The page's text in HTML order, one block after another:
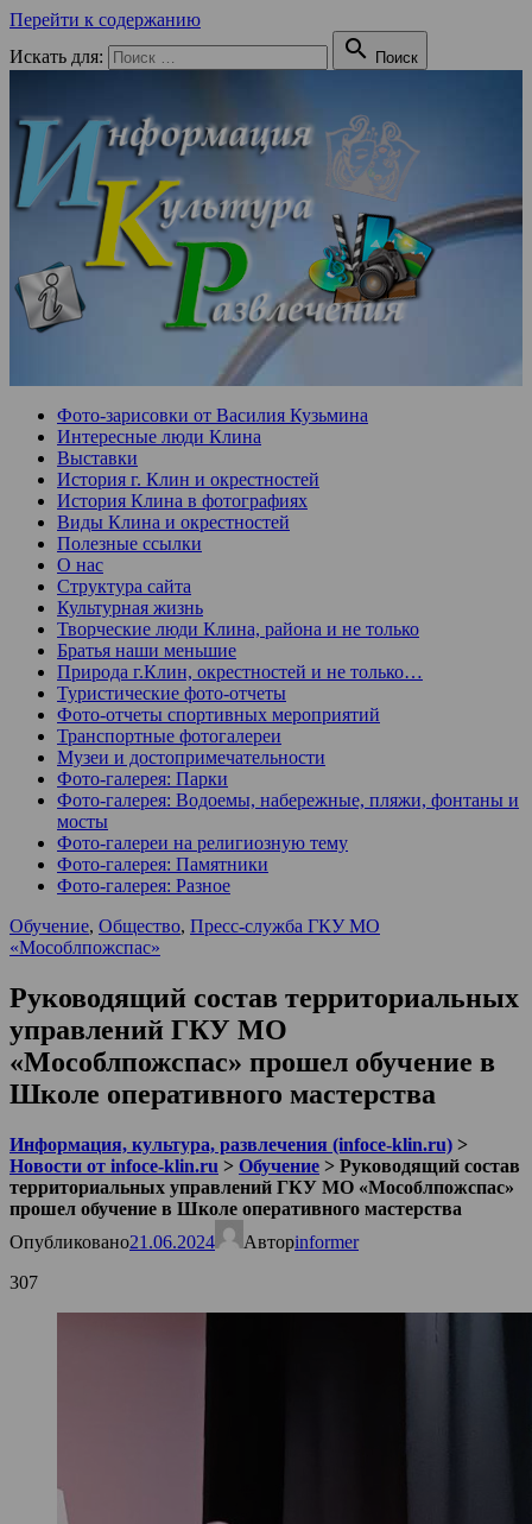
Перейти к содержанию
Искать для:
 Поиск
Фото-зарисовки от Василия Кузьмина
Интересные люди Клина
Выставки
История г. Клин и окрестностей
История Клина в фотографиях
Виды Клина и окрестностей
Полезные ссылки
О нас
Структура сайта
Культурная жизнь
Творческие люди Клина, района и не только
Братья наши меньшие
Природа г.Клин, окрестностей и не только…
Туристические фото-отчеты
Фото-отчеты спортивных мероприятий
Транспортные фотогалереи
Музеи и достопримечательности
Фото-галерея: Парки
Фото-галерея: Водоемы, набережные, пляжи, фонтаны и
мосты
Фото-галереи на религиозную тему
Фото-галерея: Памятники
Фото-галерея: Разное
Обучение, Общество, Пресс-служба ГКУ МО
«Мособлпожспас»
Руководящий состав территориальных
управлений ГКУ МО
«Мособлпожспас» прошел обучение в
Школе оперативного мастерства
Информация, культура, развлечения (infoce-klin.ru) >
Новости от infoce-klin.ru > Обучение > Руководящий состав
территориальных управлений ГКУ МО «Мособлпожспас»
прошел обучение в Школе оперативного мастерства
Опубликовано21.06.2024 Авторinformer
307